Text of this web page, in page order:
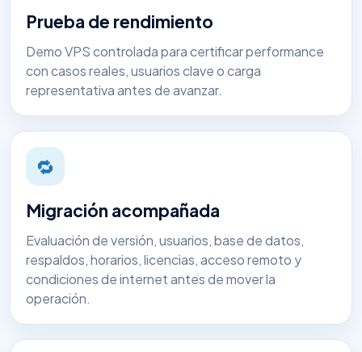
Prueba de rendimiento
Demo VPS controlada para certificar performance
con casos reales, usuarios clave o carga
representativa antes de avanzar.
🔁
Migración acompañada
Evaluación de versión, usuarios, base de datos,
respaldos, horarios, licencias, acceso remoto y
condiciones de internet antes de mover la
operación.